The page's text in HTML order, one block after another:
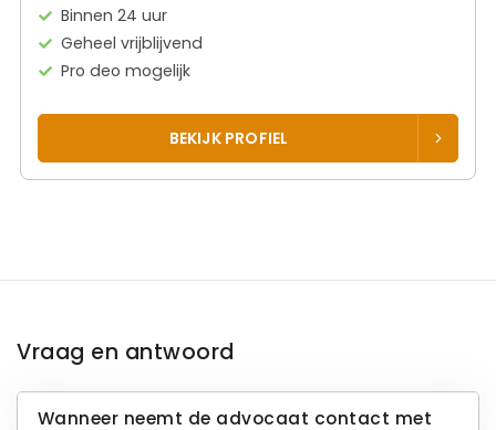
Binnen 24 uur
Geheel vrijblijvend
Pro deo mogelijk
BEKIJK PROFIEL
Vraag en antwoord
Wanneer neemt de advocaat contact met